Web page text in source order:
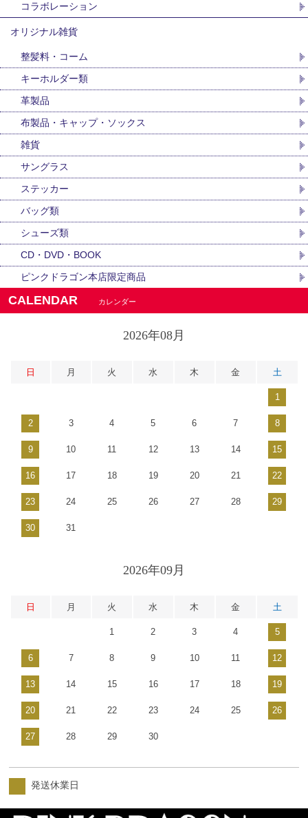
コラボレーション
オリジナル雑貨
整髪料・コーム
キーホルダー類
革製品
布製品・キャップ・ソックス
雑貨
サングラス
ステッカー
バッグ類
シューズ類
CD・DVD・BOOK
ピンクドラゴン本店限定商品
CALENDAR カレンダー
2026年08月
日 月 火 水 木 金 土
1
2 3 4 5 6 7 8
9 10 11 12 13 14 15
16 17 18 19 20 21 22
23 24 25 26 27 28 29
30 31
2026年09月
日 月 火 水 木 金 土
1 2 3 4 5
6 7 8 9 10 11 12
13 14 15 16 17 18 19
20 21 22 23 24 25 26
27 28 29 30
発送休業日